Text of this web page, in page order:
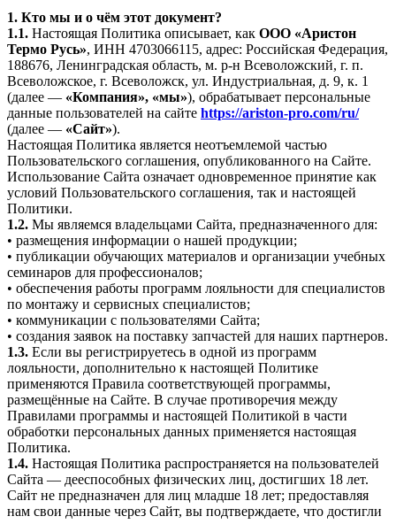
1. Кто мы и о чём этот документ?
1.1. Настоящая Политика описывает, как ООО «Аристон
Термо Русь», ИНН 4703066115, адрес: Российская Федерация,
188676, Ленинградская область, м. р-н Всеволожский, г. п.
Всеволожское, г. Всеволожск, ул. Индустриальная, д. 9, к. 1
(далее — «Компания», «мы»), обрабатывает персональные
данные пользователей на сайте https://ariston-pro.com/ru/
(далее — «Сайт»).
Настоящая Политика является неотъемлемой частью
Пользовательского соглашения, опубликованного на Сайте.
Использование Сайта означает одновременное принятие как
условий Пользовательского соглашения, так и настоящей
Политики.
1.2. Мы являемся владельцами Сайта, предназначенного для:
• размещения информации о нашей продукции;
• публикации обучающих материалов и организации учебных
семинаров для профессионалов;
• обеспечения работы программ лояльности для специалистов
по монтажу и сервисных специалистов;
• коммуникации с пользователями Сайта;
• создания заявок на поставку запчастей для наших партнеров.
1.3. Если вы регистрируетесь в одной из программ
лояльности, дополнительно к настоящей Политике
применяются Правила соответствующей программы,
размещённые на Сайте. В случае противоречия между
Правилами программы и настоящей Политикой в части
обработки персональных данных применяется настоящая
Политика.
1.4. Настоящая Политика распространяется на пользователей
Сайта — дееспособных физических лиц, достигших 18 лет.
Сайт не предназначен для лиц младше 18 лет; предоставляя
нам свои данные через Сайт, вы подтверждаете, что достигли